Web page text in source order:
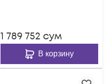
1 789 752 сум
В корзину